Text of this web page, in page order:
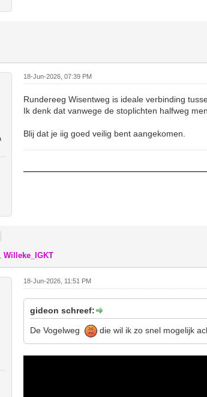
18-Jun-2026, 07:39 PM
Rundereeg Wisentweg is ideale verbinding
Ik denk dat vanwege de stoplichten halfweg
Blij dat je iig goed veilig bent aangekomen.
,Willeke_IGKT
18-Jun-2026, 11:51 PM
gideon schreef:
De Vogelweg die wil ik zo snel mogelijk